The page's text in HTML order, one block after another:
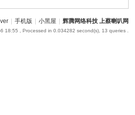
手机版 小黑屋 辉腾网络科技 上蔡喇叭网
18:55 , Processed in 0.034282 second(s), 13 queries .